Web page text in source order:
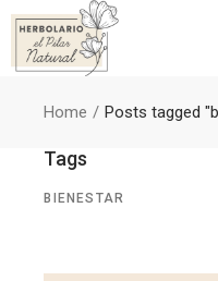
Home Posts tagged
Tags
BIENESTAR